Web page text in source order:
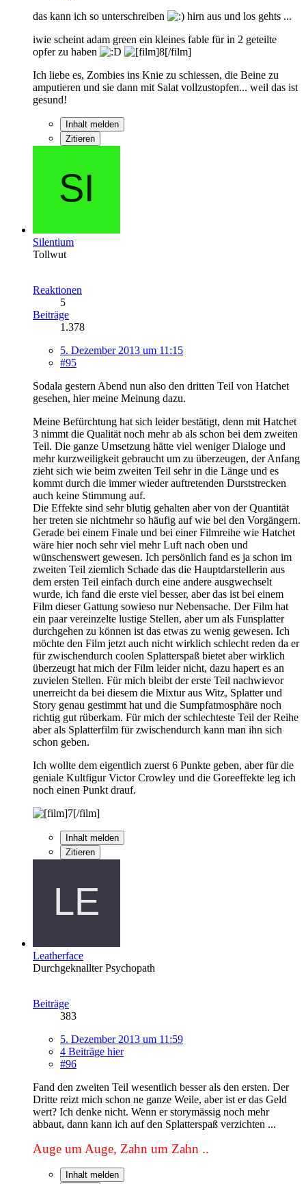
das kann ich so unterschreiben
hirn aus und los gehts ...
iwie scheint adam green ein kleines fable für in 2 geteilte
opfer zu haben
Ich liebe es, Zombies ins Knie zu schiessen, die Beine zu
amputieren und sie dann mit Salat vollzustopfen... weil das ist
gesund!
Inhalt melden
Zitieren
Silentium
Tollwut
Reaktionen
5
Beiträge
1.378
5. Dezember 2013 um 11:15
#95
Sodala gestern Abend nun also den dritten Teil von Hatchet
gesehen, hier meine Meinung dazu.
Meine Befürchtung hat sich leider bestätigt, denn mit Hatchet
3 nimmt die Qualität noch mehr ab als schon bei dem zweiten
Teil. Die ganze Umsetzung hätte viel weniger Dialoge und
mehr kurzweiligkeit gebraucht um zu überzeugen, der Anfang
zieht sich wie beim zweiten Teil sehr in die Länge und es
kommt durch die immer wieder auftretenden Durststrecken
auch keine Stimmung auf.
Die Effekte sind sehr blutig gehalten aber von der Quantität
her treten sie nichtmehr so häufig auf wie bei den Vorgängern.
Gerade bei einem Finale und bei einer Filmreihe wie Hatchet
wäre hier noch sehr viel mehr Luft nach oben und
wünschenswert gewesen. Ich persönlich fand es ja schon im
zweiten Teil ziemlich Schade das die Hauptdarstellerin aus
dem ersten Teil einfach durch eine andere ausgwechselt
wurde, ich fand die erste viel besser, aber das ist bei einem
Film dieser Gattung sowieso nur Nebensache. Der Film hat
ein paar vereinzelte lustige Stellen, aber um als Funsplatter
durchgehen zu können ist das etwas zu wenig gewesen. Ich
möchte den Film jetzt auch nicht wirklich schlecht reden da er
für zwischendurch coolen Splatterspaß bietet aber wirklich
überzeugt hat mich der Film leider nicht, dazu hapert es an
zuvielen Stellen. Für mich bleibt der erste Teil nachwievor
unerreicht da bei diesem die Mixtur aus Witz, Splatter und
Story genau gestimmt hat und die Sumpfatmosphäre noch
richtig gut rüberkam. Für mich der schlechteste Teil der Reihe
aber als Splatterfilm für zwischendurch kann man ihn sich
schon geben.
Ich wollte dem eigentlich zuerst 6 Punkte geben, aber für die
geniale Kultfigur Victor Crowley und die Goreeffekte leg ich
noch einen Punkt drauf.
Inhalt melden
Zitieren
Leatherface
Durchgeknallter Psychopath
Beiträge
383
5. Dezember 2013 um 11:59
4 Beiträge hier
#96
Fand den zweiten Teil wesentlich besser als den ersten. Der
Dritte reizt mich schon ne ganze Weile, aber ist er das Geld
wert? Ich denke nicht. Wenn er storymässig noch mehr
abbaut, dann kann ich auf den Splatterspaß verzichten ...
Auge um Auge, Zahn um Zahn ..
Inhalt melden